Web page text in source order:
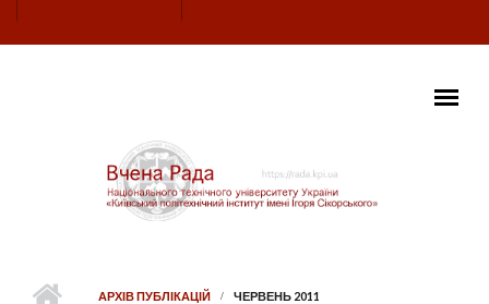
ГОЛОВНЕ МЕНЮ
АРХІВ ПУБЛІКАЦІЙ ЧЕРВЕНЬ 2011